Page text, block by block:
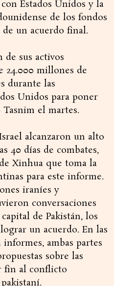
Estados Unidos y la
de los fondos
un acuerdo final.
sus activos
24.000 millones de
durante las
Unidos para poner
el martes.
alcanzaron un alto
40 días de combates,
Xinhua que toma la
para este informe.
iraníes y
conversaciones
de Pakistán, los
un acuerdo. En las
ambas partes
sobre las
fin al conflicto